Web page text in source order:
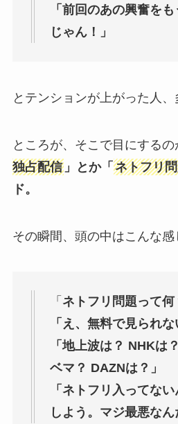
「前回のあの興奮を
じゃん！」
とテンションが上がった人、
ところが、そこで目にするの
独占配信」とか「 ネトフリ
ド。
その瞬間、頭の中はこんな感
「 ネトフリ問題って何
「え、無料で見られな
「地上波は？ NHKは
ベマ？ DAZNは？」
「ネトフリ入ってな
しよう。マジ最悪なん